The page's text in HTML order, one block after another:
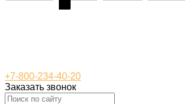
+7-800-234-40-20
Заказать звонок